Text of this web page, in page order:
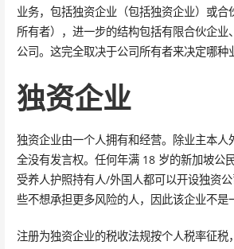
业务，包括独资企业（包括独资企业）或合
所有者），进一步的结构包括有限合伙企业
公司。这完全取决于公司所有者来决定哪种
独资企业
独资企业由一个人拥有和经营。除业主本人
全没有发言权。任何年满 18 岁的新加坡公
受养人护照持有人/外国人都可以开设独资
些不想承担更多风险的人，因此该企业不是
注册为独资企业的税收法规按个人税率征税